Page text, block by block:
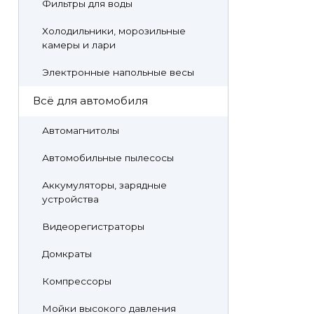
Фильтры для воды
Холодильники, морозильные
камеры и лари
Электронные напольные весы
Всё для автомобиля
Автомагнитолы
Автомобильные пылесосы
Аккумуляторы, зарядные
устройства
Видеорегистраторы
Домкраты
Компрессоры
Мойки высокого давления